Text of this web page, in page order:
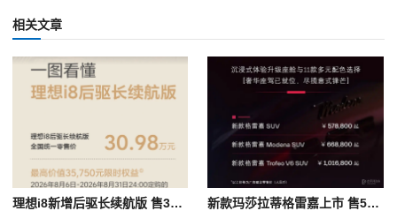
相关文章
理想i8新增后驱长续航版 售30.98万元/纯电续航780公里 新款玛莎拉蒂格雷嘉上市 售57.88万起